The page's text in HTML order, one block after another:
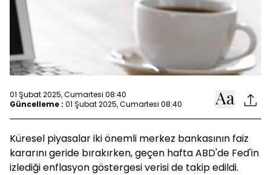
01 Şubat 2025, Cumartesi 08:40
Güncelleme : 01 Şubat 2025, Cumartesi 08:40
Küresel piyasalar iki önemli merkez bankasının faiz
kararını geride bırakırken, geçen hafta ABD'de Fed'in
izlediği enflasyon göstergesi verisi de takip edildi.